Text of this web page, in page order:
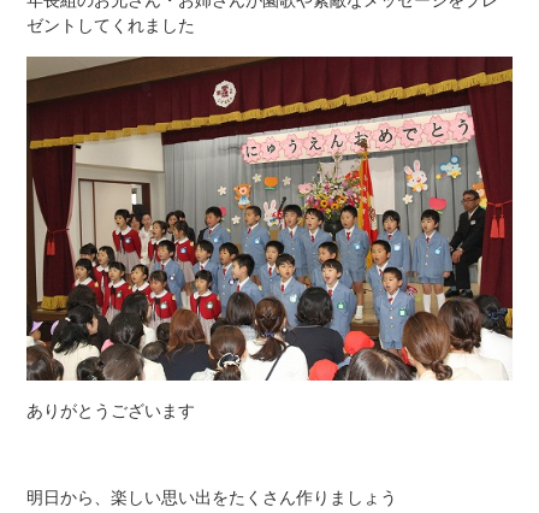
ゼントしてくれました
ありがとうございます
明日から、楽しい思い出をたくさん作りましょう